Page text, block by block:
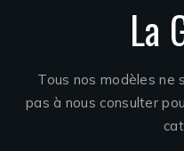
La
Tous nos modèles ne
pas à nous consulter